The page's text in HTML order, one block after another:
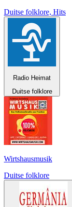
Duitse folklore, Hits
Radio Heimat
Duitse folklore
Wirtshausmusik
Duitse folklore